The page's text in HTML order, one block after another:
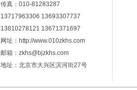
传真：010-81283287
13717963306 13693307737
13810278121 13671371697
网址：http://www.010zkhs.com
邮箱：zkhs@bjzkhs.com
地址：北京市大兴区滨河街27号